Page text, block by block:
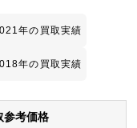
年の買取実績
年の買取実績
参考価格